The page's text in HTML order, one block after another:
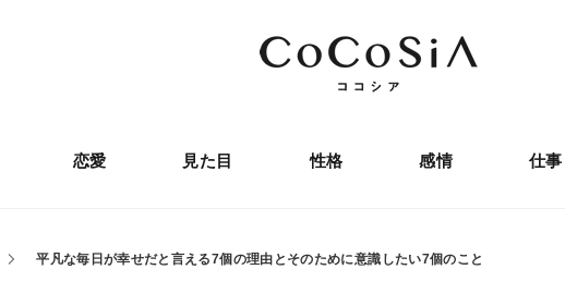
恋愛 見た目 性格 感情 仕事
平凡な毎日が幸せだと言える7個の理由とそのために意識したい7個のこと